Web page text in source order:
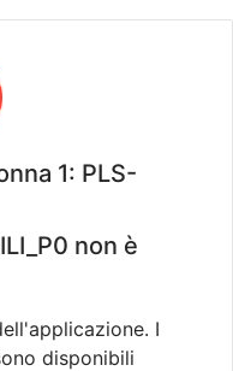
1: PLS-
non è
I
disponibili